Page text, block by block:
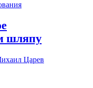
шляпу
Царев